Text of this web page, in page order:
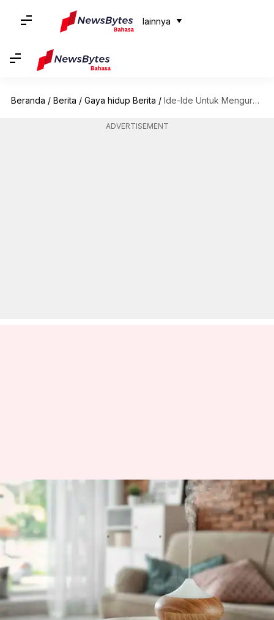
lainnya
Beranda / Berita / Gaya hidup Berita / Ide-Ide Untuk Mengurangi Stres Melalui Aromaterapi
ADVERTISEMENT
Ide-Ide Untuk Mengurangi
Stres Melalui Aromaterapi
menulis Shubham Gupta Apr 11, 2023 01:23 pm
Apa ceritanya
Aromaterapi telah digunakan selama berabad-
abad sebagai pengobatan alternatif untuk